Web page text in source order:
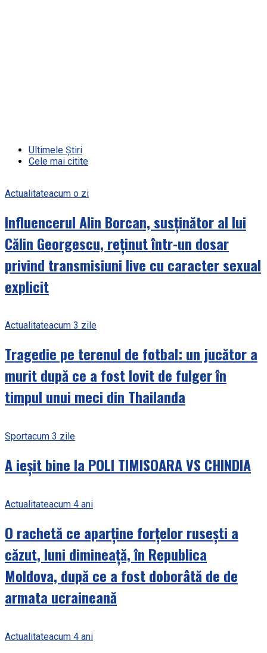
Ultimele Știri
Cele mai citite
Actualitateacum o zi
Influencerul Alin Borcan, susținător al lui
Călin Georgescu, reținut într-un dosar
privind transmisiuni live cu caracter sexual
explicit
Actualitateacum 3 zile
Tragedie pe terenul de fotbal: un jucător a
murit după ce a fost lovit de fulger în
timpul unui meci din Thailanda
Sportacum 3 zile
A ieșit bine la POLI TIMISOARA VS CHINDIA
Actualitateacum 4 ani
O rachetă ce aparține forțelor rusești a
căzut, luni dimineață, în Republica
Moldova, după ce a fost doborâtă de de
armata ucraineană
Actualitateacum 4 ani